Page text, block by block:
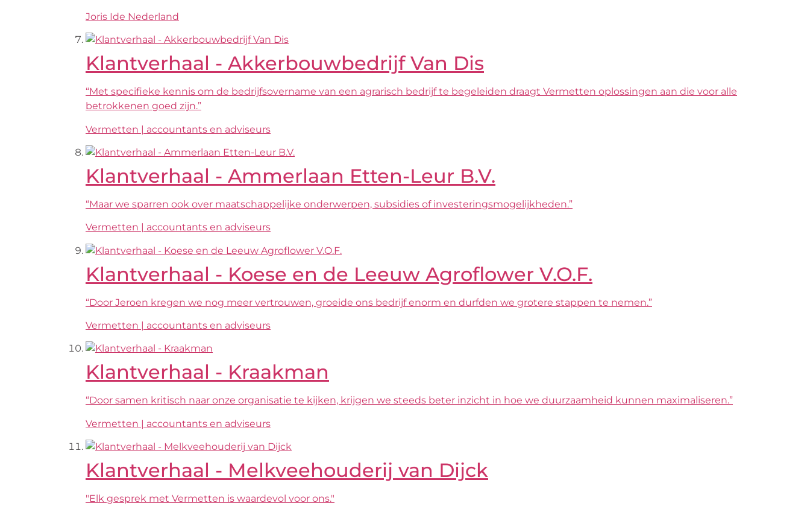
Joris Ide Nederland
Klantverhaal - Akkerbouwbedrijf Van Dis
“Met specifieke kennis om de bedrijfsovername van een agrarisch bedrijf te begeleiden draagt Vermetten oplossingen aan die voor alle
betrokkenen goed zijn.”
Vermetten | accountants en adviseurs
Klantverhaal - Ammerlaan Etten-Leur B.V.
“Maar we sparren ook over maatschappelijke onderwerpen, subsidies of investeringsmogelijkheden.”
Vermetten | accountants en adviseurs
Klantverhaal - Koese en de Leeuw Agroflower V.O.F.
“Door Jeroen kregen we nog meer vertrouwen, groeide ons bedrijf enorm en durfden we grotere stappen te nemen.”
Vermetten | accountants en adviseurs
Klantverhaal - Kraakman
“Door samen kritisch naar onze organisatie te kijken, krijgen we steeds beter inzicht in hoe we duurzaamheid kunnen maximaliseren.”
Vermetten | accountants en adviseurs
Klantverhaal - Melkveehouderij van Dijck
"Elk gesprek met Vermetten is waardevol voor ons."